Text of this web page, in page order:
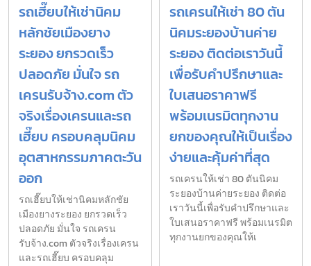
รถเฮี๊ยบให้เช่านิคม
หลักชัยเมืองยาง
ระยอง ยกรวดเร็ว
ปลอดภัย มั่นใจ รถ
เครนรับจ้าง.com ตัว
จริงเรื่องเครนและรถ
เฮี๊ยบ ครอบคลุมนิคม
อุตสาหกรรมภาคตะวัน
ออก
รถเฮี๊ยบให้เช่านิคมหลักชัย
เมืองยางระยอง ยกรวดเร็ว
ปลอดภัย มั่นใจ รถเครน
รับจ้าง.com ตัวจริงเรื่องเครน
และรถเฮี๊ยบ ครอบคลุม
รถเครนให้เช่า 80 ตัน
นิคมระยองบ้านค่าย
ระยอง ติดต่อเราวันนี้
เพื่อรับคำปรึกษาและ
ใบเสนอราคาฟรี
พร้อมเนรมิตทุกงาน
ยกของคุณให้เป็นเรื่อง
ง่ายและคุ้มค่าที่สุด
รถเครนให้เช่า 80 ตันนิคม
ระยองบ้านค่ายระยอง ติดต่อ
เราวันนี้เพื่อรับคำปรึกษาและ
ใบเสนอราคาฟรี พร้อมเนรมิต
ทุกงานยกของคุณให้เ